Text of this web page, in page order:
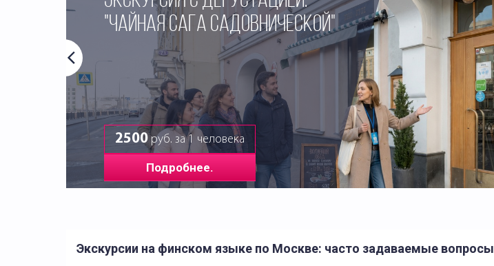
"ЧАЙНАЯ САГА САДОВНИЧЕСКОЙ"
2500руб. за 1 человека
Подробнее.
Экскурсии на финском языке по Москве: часто задаваемые вопросы